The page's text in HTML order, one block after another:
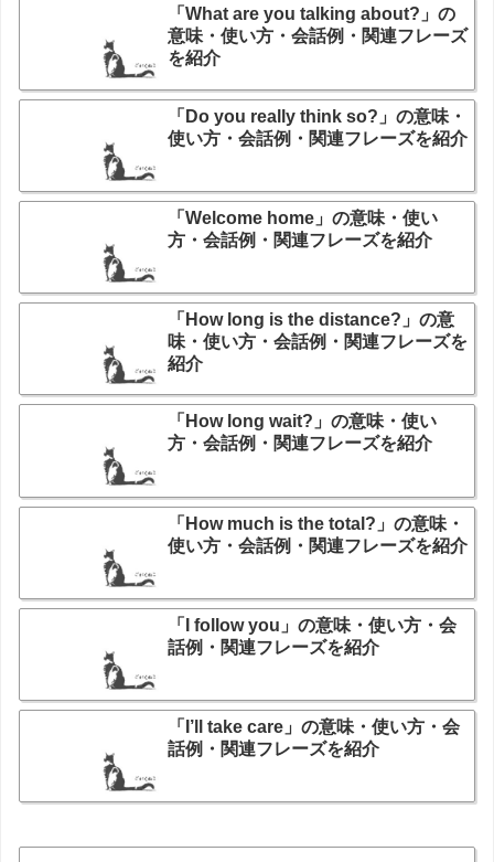
「What are you talking about?」の
意味・使い方・会話例・関連フレーズ
を紹介
「Do you really think so?」の意味・
使い方・会話例・関連フレーズを紹介
「Welcome home」の意味・使い
方・会話例・関連フレーズを紹介
「How long is the distance?」の意
味・使い方・会話例・関連フレーズを
紹介
「How long wait?」の意味・使い
方・会話例・関連フレーズを紹介
「How much is the total?」の意味・
使い方・会話例・関連フレーズを紹介
「I follow you」の意味・使い方・会
話例・関連フレーズを紹介
「I’ll take care」の意味・使い方・会
話例・関連フレーズを紹介